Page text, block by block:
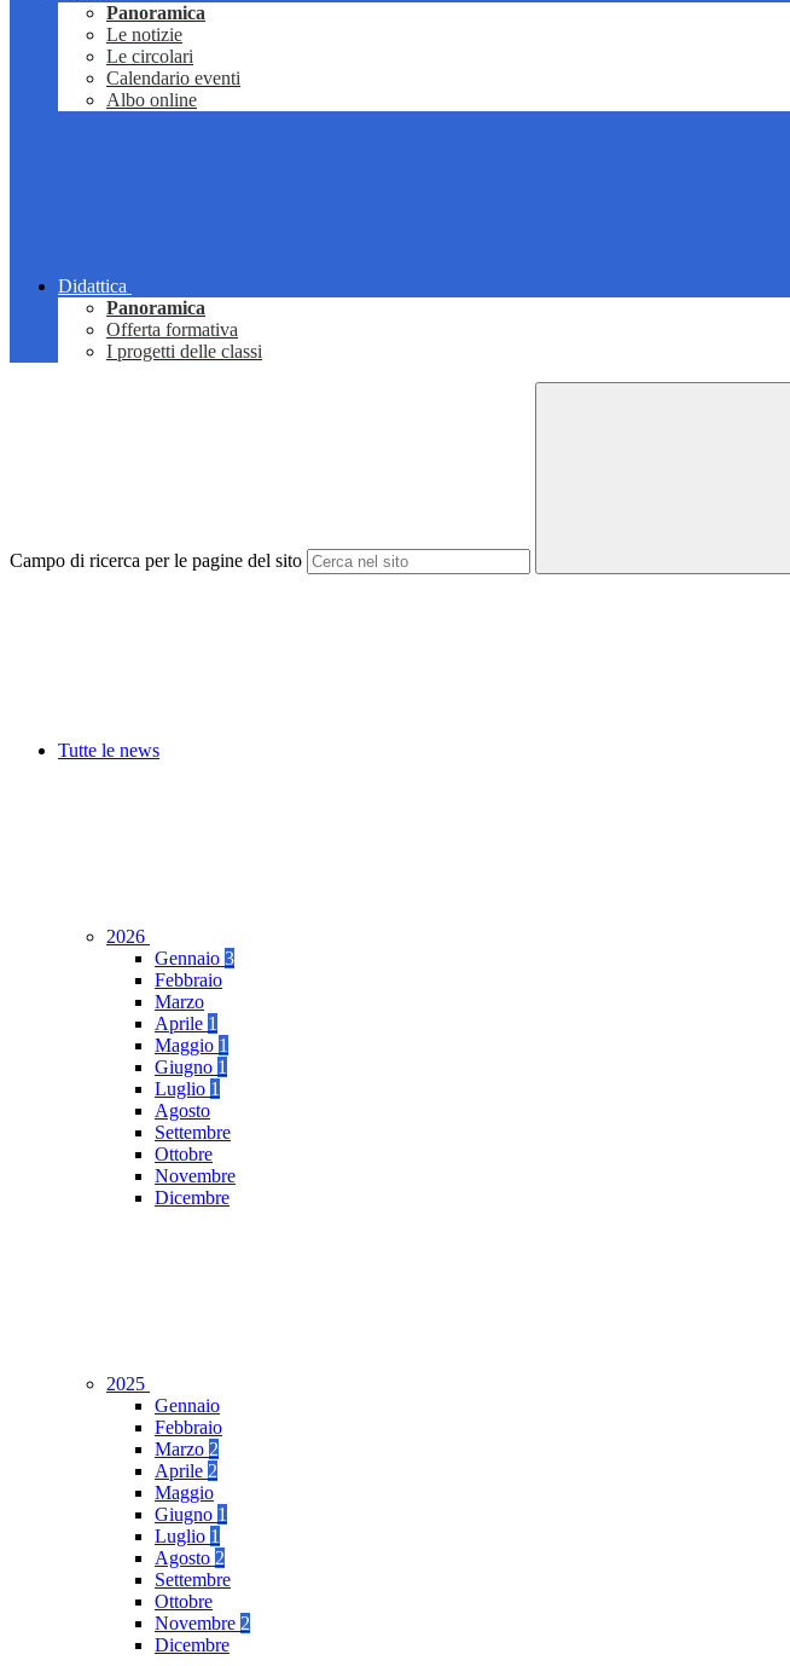
Panoramica
Le notizie
Le circolari
Calendario eventi
Albo online
Didattica
Panoramica
Offerta formativa
I progetti delle classi
Campo di ricerca per le pagine del sito
Tutte le news
2026
Gennaio 3
Febbraio
Marzo
Aprile 1
Maggio 1
Giugno 1
Luglio 1
Agosto
Settembre
Ottobre
Novembre
Dicembre
2025
Gennaio
Febbraio
Marzo 2
Aprile 2
Maggio
Giugno 1
Luglio 1
Agosto 2
Settembre
Ottobre
Novembre 2
Dicembre